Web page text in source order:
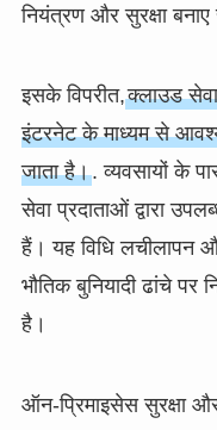
नियंत्रण और सुरक्षा
इसके विपरीत,क्लाउड
इंटरनेट के माध्यम से
जाता है।. व्यवसायों के
सेवा प्रदाताओं द्वारा
हैं। यह विधि लचीलापन
भौतिक बुनियादी ढांचे
है।
ऑन-प्रिमाइसेस सुरक्षा